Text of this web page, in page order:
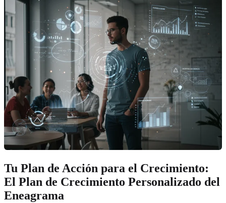
Tu Plan de Acción para el Crecimiento:
El Plan de Crecimiento Personalizado del
Eneagrama